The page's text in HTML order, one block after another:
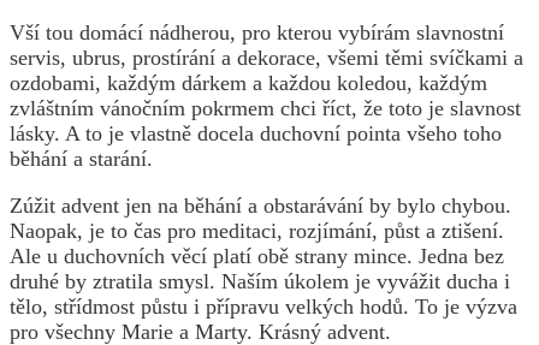
Vší tou domácí nádherou, pro kterou vybírám slavnostní
servis, ubrus, prostírání a dekorace, všemi těmi svíčkami a
ozdobami, každým dárkem a každou koledou, každým
zvláštním vánočním pokrmem chci říct, že toto je slavnost
lásky. A to je vlastně docela duchovní pointa všeho toho
běhání a starání.
Zúžit advent jen na běhání a obstarávání by bylo chybou.
Naopak, je to čas pro meditaci, rozjímání, půst a ztišení.
Ale u duchovních věcí platí obě strany mince. Jedna bez
druhé by ztratila smysl. Naším úkolem je vyvážit ducha i
tělo, střídmost půstu i přípravu velkých hodů. To je výzva
pro všechny Marie a Marty. Krásný advent.